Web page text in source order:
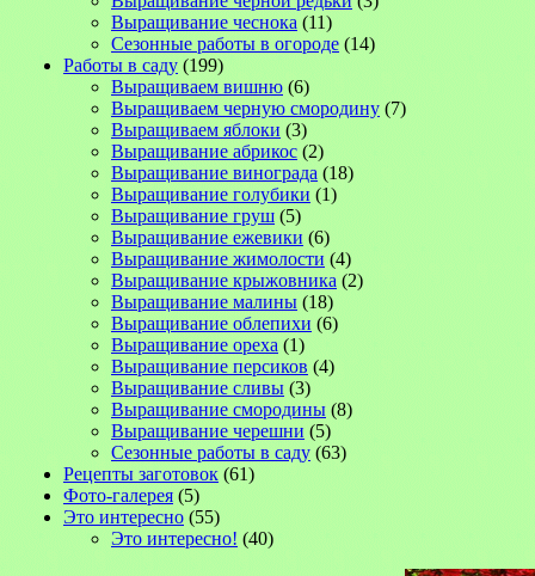
Выращивание чеснока (11)
Сезонные работы в огороде (14)
Работы в саду (199)
Выращиваем вишню (6)
Выращиваем черную смородину (7)
Выращиваем яблоки (3)
Выращивание абрикос (2)
Выращивание винограда (18)
Выращивание голубики (1)
Выращивание груш (5)
Выращивание ежевики (6)
Выращивание жимолости (4)
Выращивание крыжовника (2)
Выращивание малины (18)
Выращивание облепихи (6)
Выращивание ореха (1)
Выращивание персиков (4)
Выращивание сливы (3)
Выращивание смородины (8)
Выращивание черешни (5)
Сезонные работы в саду (63)
Рецепты заготовок (61)
Фото-галерея (5)
Это интересно (55)
Это интересно! (40)